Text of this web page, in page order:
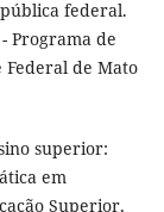
federal.
Programa de
Federal de Mato
superior:
em
Superior,